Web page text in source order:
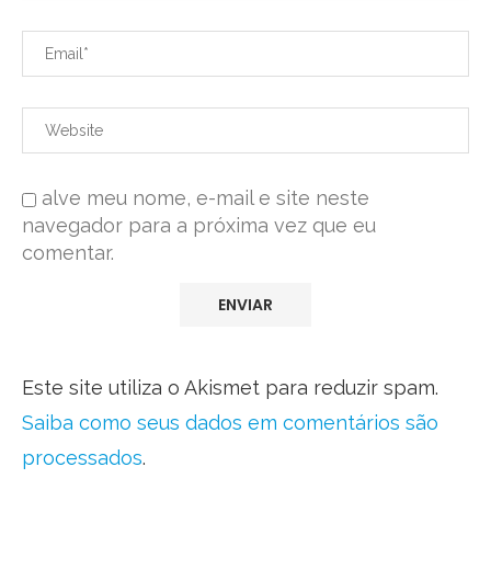
alve meu nome, e-mail e site neste
navegador para a próxima vez que eu
comentar.
Este site utiliza o Akismet para reduzir spam.
Saiba como seus dados em comentários são
processados.